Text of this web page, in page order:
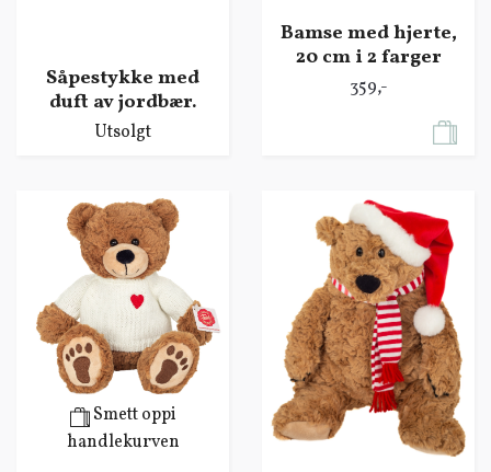
Såpestykke med
duft av jordbær.
Utsolgt
Bamse med hjerte,
20 cm i 2 farger
359,-
Smett oppi
handlekurven